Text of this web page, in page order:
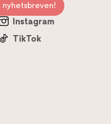
Instagram
TikTok